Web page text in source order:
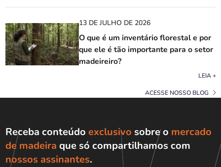
13 DE JULHO DE 2026
O que é um inventário florestal e por
que ele é tão importante para o setor
madeireiro?
LEIA +
ACESSE NOSSO BLOG
Receba conteúdo exclusivo sobre o mercado
de madeira que só compartilhamos com
nossos assinantes.